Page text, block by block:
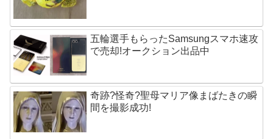
五輪選手もらったSamsungスマホ速攻
で売却!オークション出品中
奇跡?怪奇?聖母マリア像まばたきの瞬
間を撮影成功!